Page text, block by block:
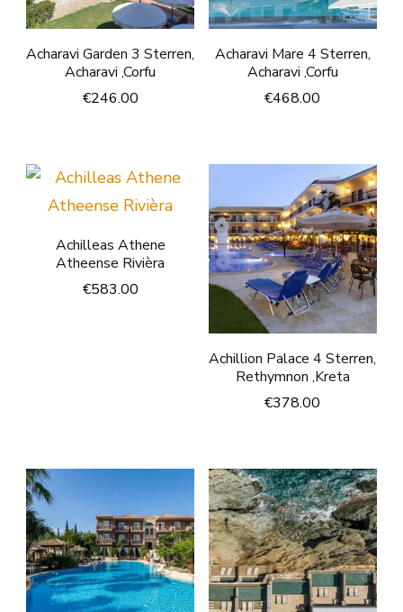
Acharavi Garden 3 Sterren,
Acharavi ,Corfu
€246.00
Acharavi Mare 4 Sterren,
Acharavi ,Corfu
€468.00
Achilleas Athene
Atheense Rivièra
€583.00
Achillion Palace 4 Sterren,
Rethymnon ,Kreta
€378.00